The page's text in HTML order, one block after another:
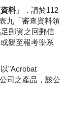
料」
，請於112
九「審查資料領
郵資之回郵信
親至報考學系
"Acrobat
司之產品，該公